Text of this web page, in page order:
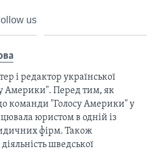
us
і редактор української
Америки". Перед тим, як
команди "Голосу Америки" у
юристом в одній із
фірм. Також
шведської